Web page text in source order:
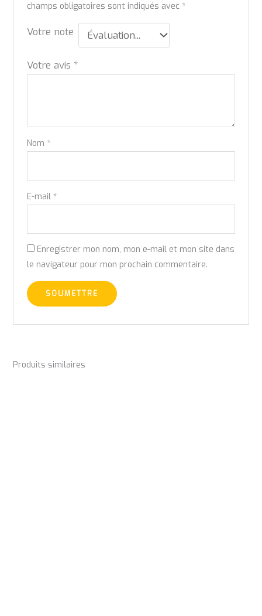
champs obligatoires sont indiqués avec *
Votre note
Votre avis *
Nom *
E-mail *
Enregistrer mon nom, mon e-mail et mon site dans
le navigateur pour mon prochain commentaire.
Produits similaires